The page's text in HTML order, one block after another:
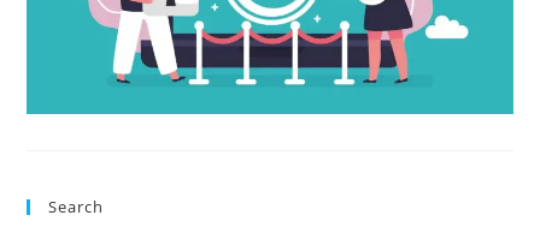
Search